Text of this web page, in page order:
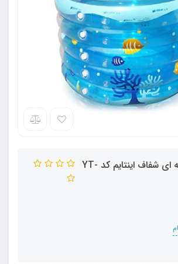
وان بادی استوانه ای شفاف اینتایم کد YT-